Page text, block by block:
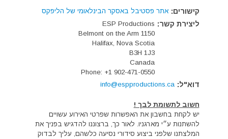
קישורים: אתר פסטיבל באסקר הבינלאומי של הליפקס
ליצירת קשר: ESP Productions
1150 Belmont on the Arm
Halifax, Nova Scotia
B3H 1J3
Canada
Phone: +1 902-471-0550
דוא"ל: info@espproductions.ca
חשוב לתשומת לבך !
יש לקחת בחשבון את האפשרות שפרטי האירוע עשויים
להשתנות ע״י מארגניו. לאור כך, ברצוננו להדגיש בפניך את
המלצתנו שלפני ביצוע סידורי נסיעה כלשהם, עליך לבדוק